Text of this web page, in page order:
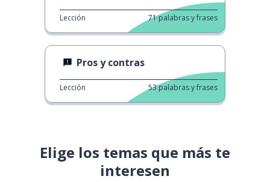
Lección 71palabras y frases
Pros y contras
Lección 53palabras y frases
Elige los temas que más te
interesen